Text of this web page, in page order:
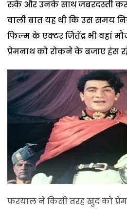
रुके और उनके साथ जबरदस्ती
वाली बात यह थी कि उस समय
फिल्म के एक्टर जितेंद्र भी वहां
प्रेमनाथ को रोकने के बजाए हंस
फरयाल ने किसी तरह खुद को